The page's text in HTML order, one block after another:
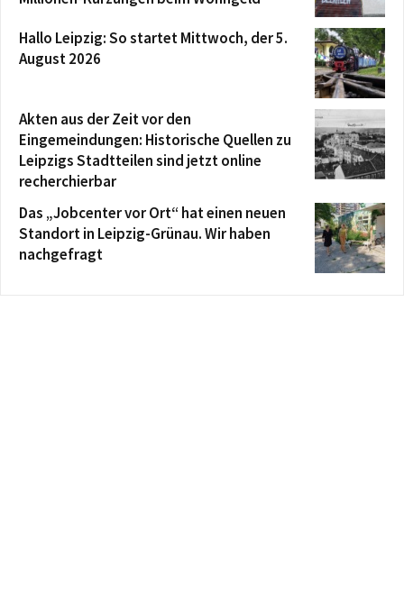
Hallo Leipzig: So startet Mittwoch, der 5.
August 2026
Akten aus der Zeit vor den
Eingemeindungen: Historische Quellen zu
Leipzigs Stadtteilen sind jetzt online
recherchierbar
Das „Jobcenter vor Ort“ hat einen neuen
Standort in Leipzig-Grünau. Wir haben
nachgefragt